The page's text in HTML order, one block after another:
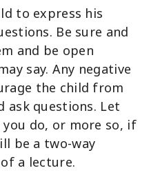
to express his
Be sure and
and be open
say. Any negative
the child from
questions. Let
do, or more so, if
be a two-way
a lecture.